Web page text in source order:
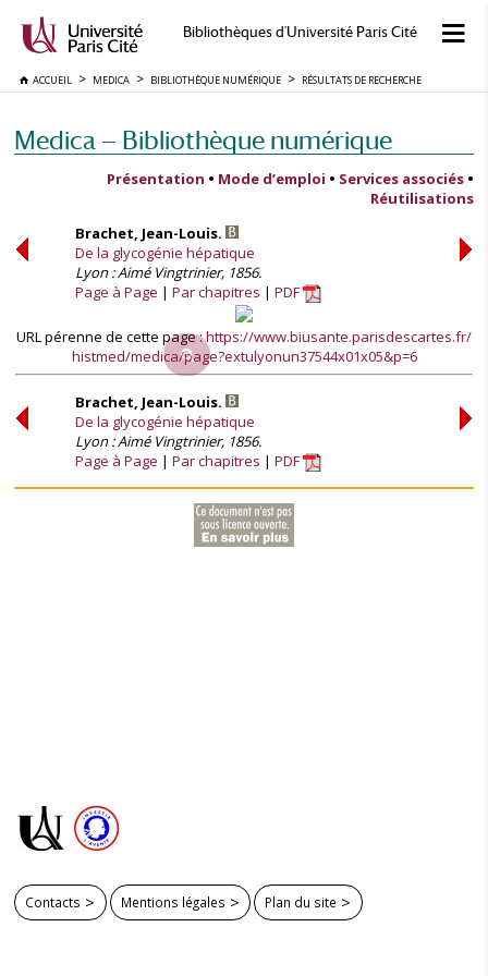
Bibliothèques d'Université Paris Cité
ACCUEIL MEDICA BIBLIOTHÈQUE NUMÉRIQUE RÉSULTATS DE RECHERCHE
Medica — Bibliothèque numérique
Présentation • Mode d’emploi • Services associés •
Réutilisations
Brachet, Jean-Louis.
De la glycogénie hépatique
Lyon : Aimé Vingtrinier, 1856.
Page à Page
Par chapitres PDF
URL pérenne de cette page :https://www.biusante.parisdescartes.fr/
histmed/medica/page?extulyonun37544x01x05&p=6
Brachet, Jean-Louis.
De la glycogénie hépatique
Lyon : Aimé Vingtrinier, 1856.
Page à Page
Par chapitres PDF
Contacts Mentions légales Plan du site